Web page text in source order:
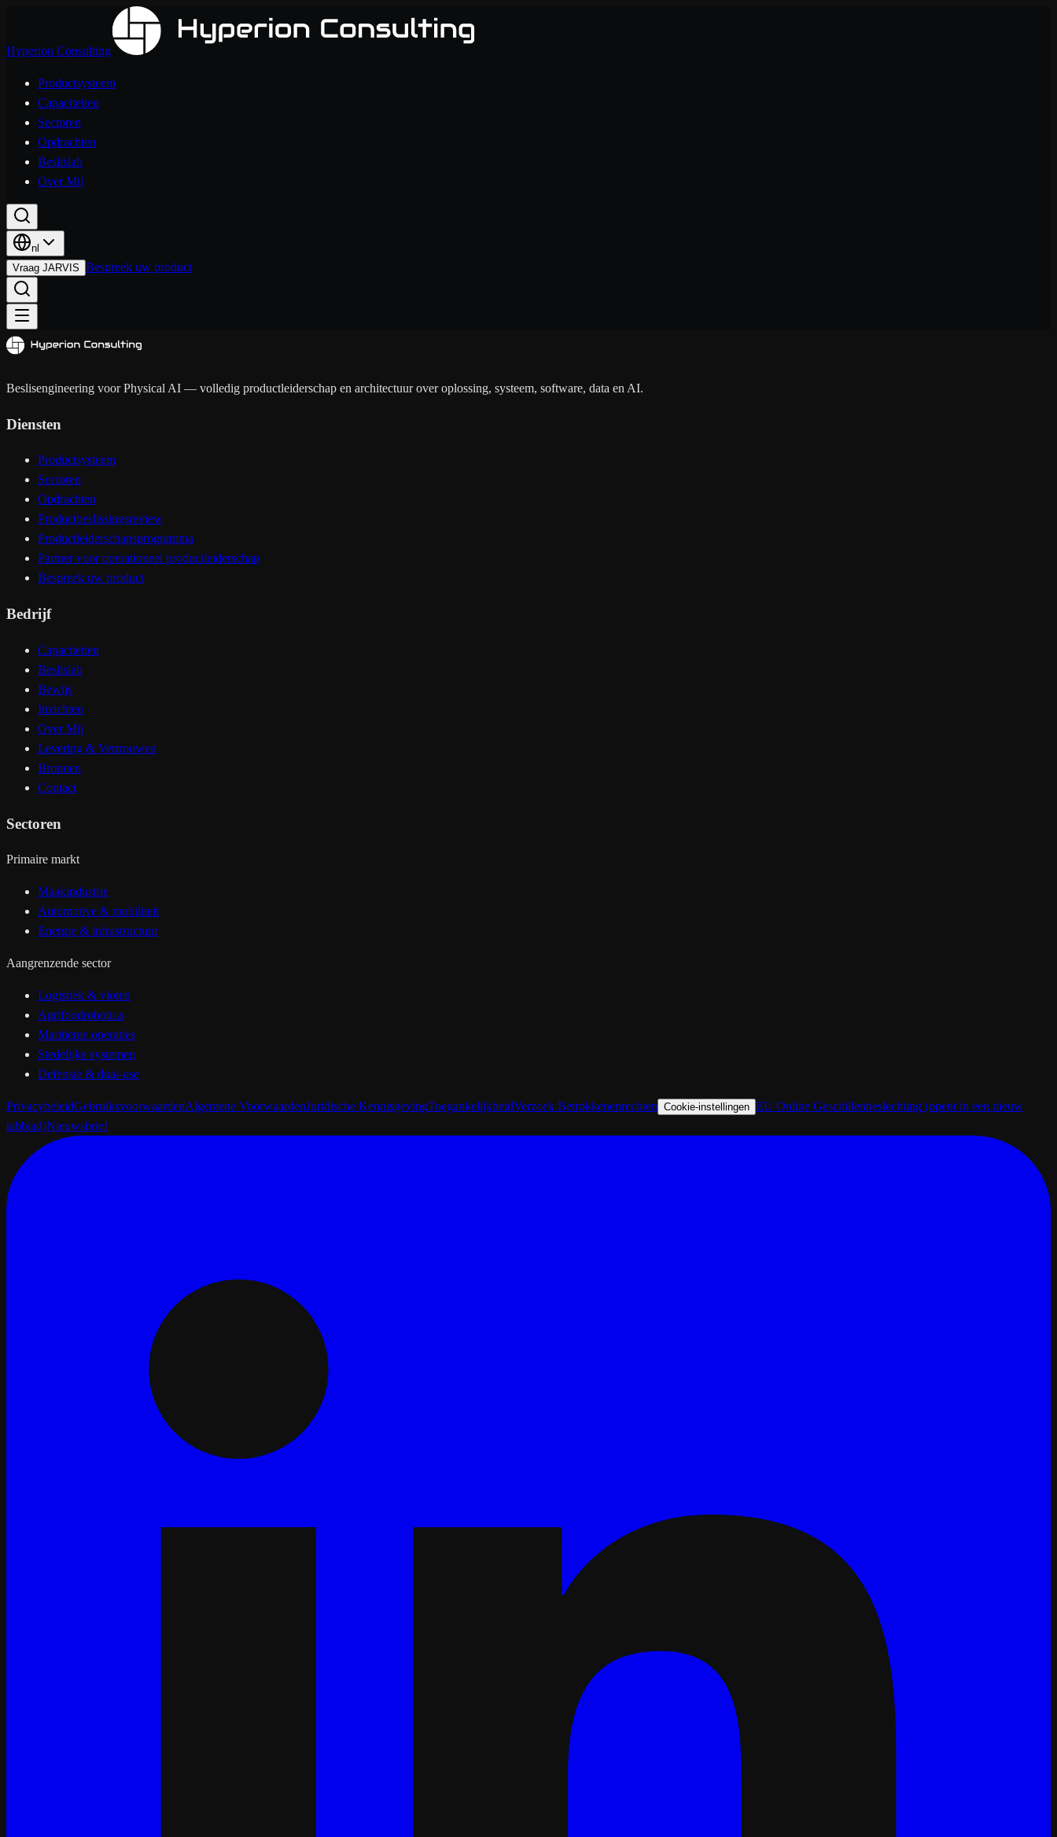
Hyperion Consulting
Productsysteem
Capaciteiten
Sectoren
Opdrachten
Beslislab
Over Mij
nl
Vraag JARVIS Bespreek uw product
Beslisengineering voor Physical AI — volledig productleiderschap en architectuur over oplossing, systeem, software, data en AI.
Diensten
Productsysteem
Sectoren
Opdrachten
Productbeslissingsreview
Productleiderschapsprogramma
Partner voor operationeel productleiderschap
Bespreek uw product
Bedrijf
Capaciteiten
Beslislab
Bewijs
Inzichten
Over Mij
Levering & Vertrouwen
Bronnen
Contact
Sectoren
Primaire markt
Maakindustrie
Automotive & mobiliteit
Energie & infrastructuur
Aangrenzende sector
Logistiek & vloten
Agrifoodrobotica
Maritieme operaties
Stedelijke systemen
Defensie & dual-use
PrivacybeleidGebruiksvoorwaardenAlgemene VoorwaardenJuridische KennisgevingToegankelijkheidVerzoek Betrokkenenrechten Cookie-instellingen EU Online Geschillenbeslechting (opent in een nieuw
tabblad)Nieuwsbrief